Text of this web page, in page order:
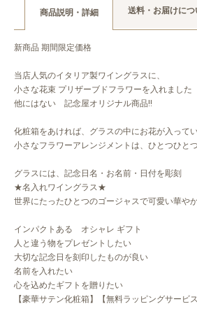
商品説明・詳細 送料・お届けにつ
新商品 期間限定価格
当店人気のイタリア製ワイングラスに、
小さな花束 プリザーブドフラワーを入れました
他にはない 記念屋オリジナル商品!!
化粧箱をあければ、グラスの中にお花が入って
小さなフラワーアレンジメントは、ひとつひと
グラスには、記念日名・お名前・日付を彫刻
★名入れワイングラス★
世界にたったひとつのゴージャスで可愛い華や
インパクトある オシャレ ギフト
人と違う物をプレゼントしたい
大切な記念日を刻印したものが良い
名前を入れたい
心を込めたギフトを贈りたい
【豪華サテン化粧箱】【無料ラッピングサービス